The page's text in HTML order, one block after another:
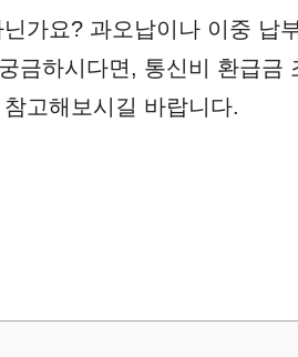
가요? 과오납이나 이중 납
금하시다면, 통신비 환급금
고해보시길 바랍니다.